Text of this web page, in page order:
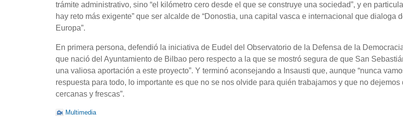
trámite administrativo, sino “el kilómetro cero desde el que se construye una sociedad”, y en
hay reto más exigente” que ser alcalde de “Donostia, una capital vasca e internacional que dialoga
Europa”.
En primera persona, defendió la iniciativa de Eudel del Observatorio de la Defensa de la
que nació del Ayuntamiento de Bilbao pero respecto a la que se mostró segura de que San
una valiosa aportación a este proyecto”. Y terminó aconsejando a Insausti que, aunque “nunca
respuesta para todo, lo importante es que no se nos olvide para quién trabajamos y que no dejemos
cercanas y frescas”.
Multimedia